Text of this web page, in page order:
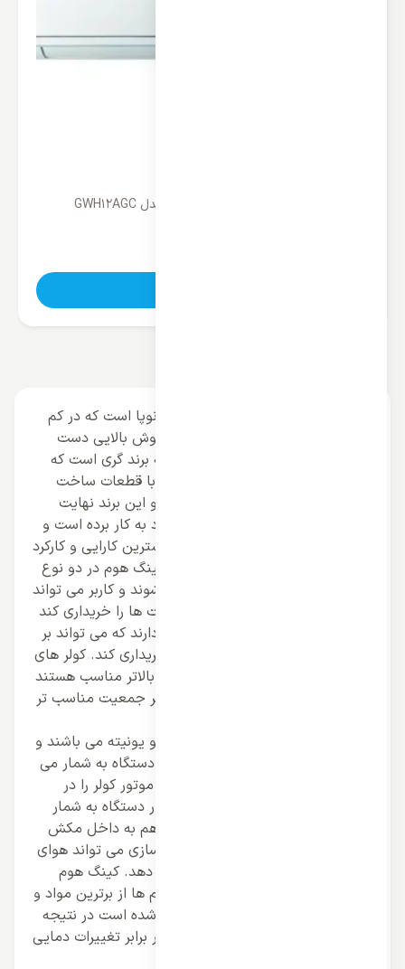
برند کینگ هوم برندی تازه تاسیس و نوپا است که در کم
ترین زمان توانسته به محبوبیت و فروش بالایی دست
پیدا کند و این برند محبوب زیر شاخه برند گری است که
تولیدات خود را تحت مونتاژچین اما با قطعات ساخت
آمریکا در اختیار کاربر قرار داده است و این برند نهایت
ساخت و طراحی را برای کولر های خود به کار برده است و
با وجود امکانات متعدد می تواند بیشترین کارایی و کارکرد
را از خود نشان دهد. کولر های برند کینگ هوم در دو نوع
دیواری و ایستاده تولید و عرضه می شوند و کاربر می تواند
بر طبق نیاز خود برترین نوع از اسپلیت ها را خریداری کند
و این سیستم ظرفیت های متعددی دارند که می تواند بر
طبق متراژ کاربر ظرفیت متناسب را خریداری کند. کولر های
ایستاده کینگ هوم برای ظرفیت های بالاتر مناسب هستند
و برای سالن های بزرگ و مکان های پر جمعیت مناسب تر
اکثراسپلیت دیواری های کینگ هوم دو یونیته می باشند و
یونیت داخلی در این سیستم ها پنل دستگاه به شمار می
رود که می تواند هوای تولیدی توسط موتور کولر را در
محیط منتشر کند و یونیت دیگر موتور دستگاه به شمار
می رود که تواند هوا و گاز مبرد را به هم به داخل مکش
کند و ضمن اعمال چرخش و فشرده سازی می تواند هوای
خنک را تولید و به پنل داخلی انتفال دهد. کینگ هوم
برای ساخت هر دو پنل در این سیستم ها از برترین مواد و
متریال های صنعتی ضد زنگ ساخته شده است در نتیجه
می تواند نهایت دوام و استحکام را در برابر تغییرات دمایی